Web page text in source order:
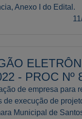
Anexo I do Edital.
- PROC Nº
de empresa para
de execução de
Municipal de